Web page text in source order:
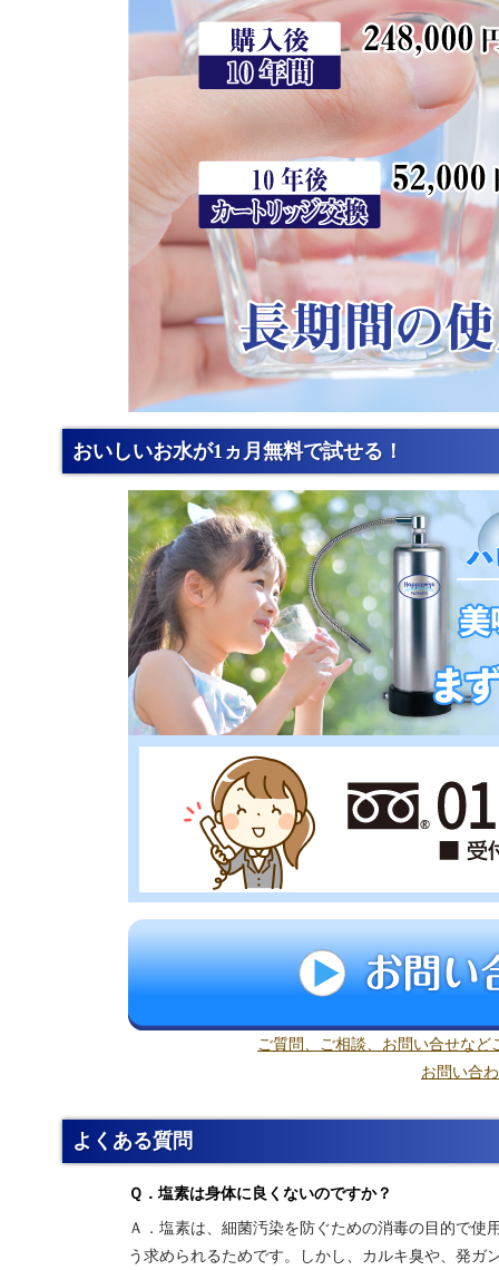
おいしいお水が1ヵ月無料で試せる！
ご質問、ご相談、お問い合せな
お問い合
よくある質問
Ｑ．塩素は身体に良くないのですか？
Ａ．塩素は、細菌汚染を防ぐための消毒の目的で
う求められるためです。しかし、カルキ臭や、発